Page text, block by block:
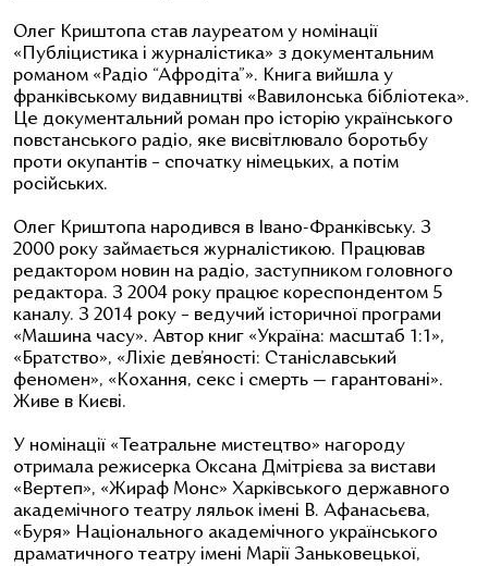
Олег Криштопа став лауреатом у номінації
«Публіцистика і журналістика» з документальним
романом «Радіо “Афродіта”». Книга вийшла у
франківському видавництві «Вавилонська бібліотека».
Це документальний роман про історію українського
повстанського радіо, яке висвітлювало боротьбу
проти окупантів – спочатку німецьких, а потім
російських.
Олег Криштопа народився в Івано-Франківську. З
2000 року займається журналістикою. Працював
редактором новин на радіо, заступником головного
редактора. З 2004 року працює кореспондентом 5
каналу. З 2014 року – ведучий історичної програми
«Машина часу». Автор книг «Україна: масштаб 1:1»,
«Братство», «Ліхіє дев’яності: Станіславський
феномен», «Кохання, секс і смерть — гарантовані».
Живе в Києві.
У номінації «Театральне мистецтво» нагороду
отримала режисерка Оксана Дмітрієва за вистави
«Вертеп», «Жираф Монс» Харківського державного
академічного театру ляльок імені В. Афанасьєва,
«Буря» Національного академічного українського
драматичного театру імені Марії Заньковецької,